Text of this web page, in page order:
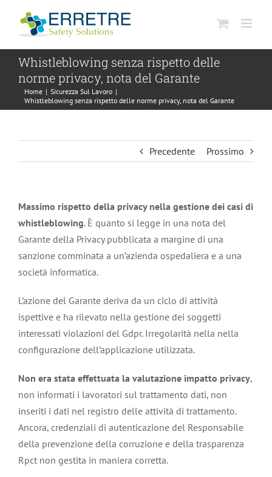
contenuto
Whistleblowing senza rispetto delle
norme privacy, nota del Garante
Home | Sicurezza Sul Lavoro |
Whistleblowing senza rispetto delle norme privacy, nota del Garante
Precedente Prossimo
Massimo rispetto della privacy nella gestione dei casi di
whistleblowing. È quanto si legge in una nota del
Garante della Privacy pubblicata a margine di una
sanzione comminata a un’azienda ospedaliera e a una
società informatica.
L’azione del Garante deriva da un ciclo di attività
ispettive e ha rilevato nella gestione dei soggetti
interessati violazioni del Gdpr. Irregolarità nella nella
configurazione dell’applicazione utilizzata.
Non era stata effettuata la valutazione impatto privacy,
non informati i lavoratori sul trattamento dati, non
inseriti i dati nel registro delle attività di trattamento.
Ancora, credenziali di autenticazione del Responsabile
della prevenzione della corruzione e della trasparenza
Rpct non gestita in maniera corretta.